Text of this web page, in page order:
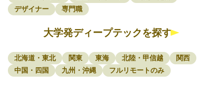
デザイナー
専門職
大学発ディープテックを探す
北海道・東北 関東 東海 北陸・甲信越
関西
中国・四国
九州・沖縄 フルリモートのみ